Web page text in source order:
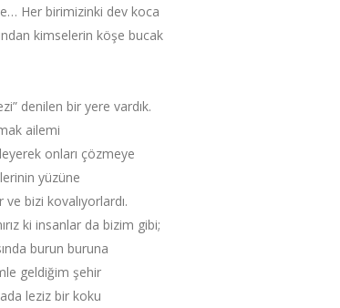
Her birimizinki dev koca
kimselerin köşe bucak
denilen bir yere vardık.
ailemi
onları çözmeye
yüzüne
bizi kovalıyorlardı.
ki insanlar da bizim gibi;
burun buruna
geldiğim şehir
leziz bir koku